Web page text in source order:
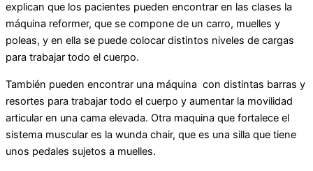
explican que los pacientes pueden encontrar en las clases la
máquina reformer, que se compone de un carro, muelles y
poleas, y en ella se puede colocar distintos niveles de cargas
para trabajar todo el cuerpo.
También pueden encontrar una máquina con distintas barras y
resortes para trabajar todo el cuerpo y aumentar la movilidad
articular en una cama elevada. Otra maquina que fortalece el
sistema muscular es la wunda chair, que es una silla que tiene
unos pedales sujetos a muelles.